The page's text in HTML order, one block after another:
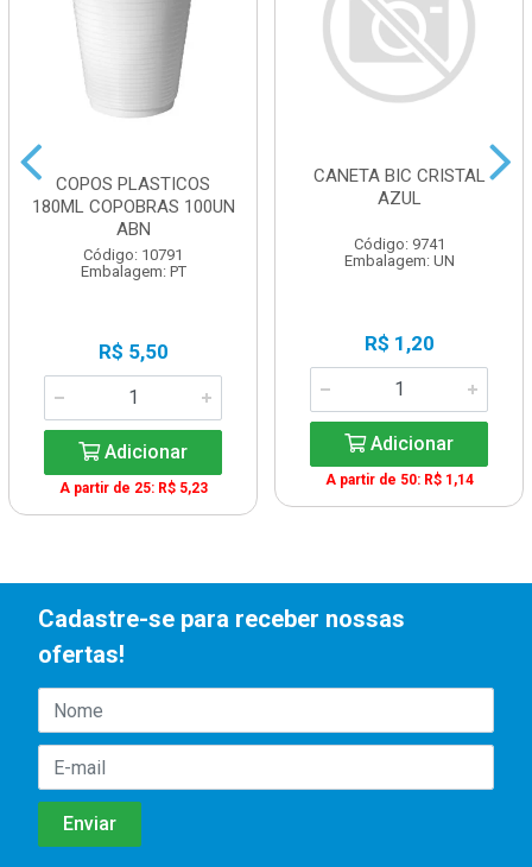
COPOS PLASTICOS
180ML COPOBRAS 100UN
ABN
Código: 10791
Embalagem: PT
R$ 5,50
Adicionar
A partir de 25: R$ 5,23
CANETA BIC CRISTAL
AZUL
Código: 9741
Embalagem: UN
R$ 1,20
Adicionar
A partir de 50: R$ 1,14
Cadastre-se para receber nossas
ofertas!